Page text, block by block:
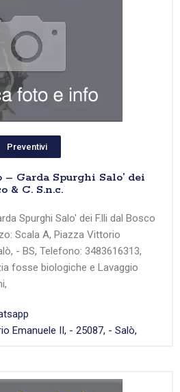
Preventivi
Garda Spurghi Salo’ dei
& C. S.n.c.
Spurghi Salo' dei F.lli dal Bosco
Scala A, Piazza Vittorio
- BS, Telefono: 3483616313,
fosse biologiche e Lavaggio
Emanuele II, - 25087, - Salò,